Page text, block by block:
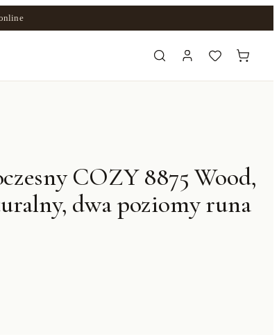
COZY 8875 Wood,
dwa poziomy runa